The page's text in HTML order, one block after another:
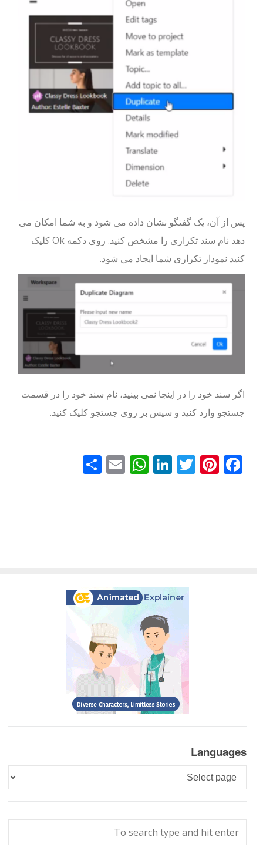
پس از آن، یک گفتگو نشان داده می شود و به شما امکان می
دهد نام سند تکراری را مشخص کنید. روی دکمه Ok کلیک
کنید نمودار تکراری شما ایجاد می شود.
اگر سند خود را در اینجا نمی بینید، نام سند خود را در قسمت
جستجو وارد کنید و سپس بر روی جستجو کلیک کنید.
Facebook
Pinterest
Twitter
LinkedIn
WhatsApp
Emailاشتراک
Languages
Languages